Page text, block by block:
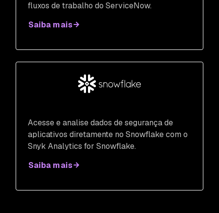
fluxos de trabalho do ServiceNow.
Saiba mais
​Acesse e analise dados de segurança de
aplicativos diretamente no Snowflake com o
Snyk Analytics for Snowflake.
Saiba mais